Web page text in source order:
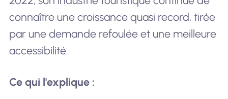
connaître une croissance quasi record, tirée
par une demande refoulée et une meilleure
accessibilité.
Ce qui l'explique :